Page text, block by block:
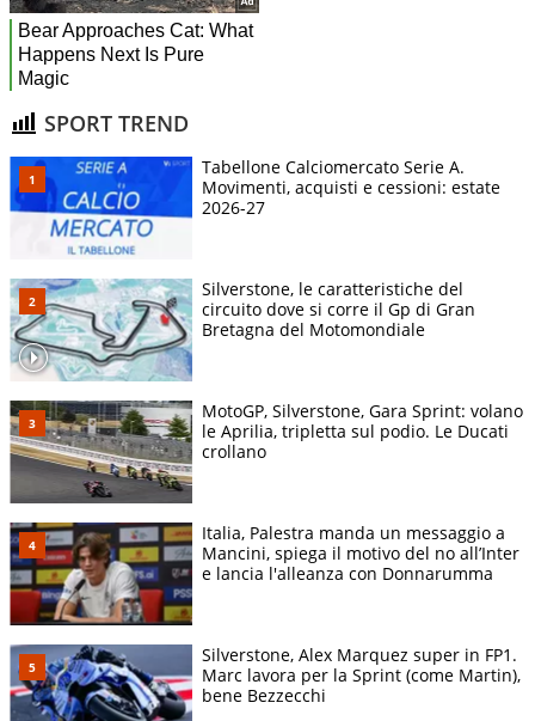
SPORT TREND
Tabellone Calciomercato Serie A.
Movimenti, acquisti e cessioni: estate
2026-27
Silverstone, le caratteristiche del
circuito dove si corre il Gp di Gran
Bretagna del Motomondiale
MotoGP, Silverstone, Gara Sprint: volano
le Aprilia, tripletta sul podio. Le Ducati
crollano
Italia, Palestra manda un messaggio a
Mancini, spiega il motivo del no all’Inter
e lancia l'alleanza con Donnarumma
Silverstone, Alex Marquez super in FP1.
Marc lavora per la Sprint (come Martin),
bene Bezzecchi